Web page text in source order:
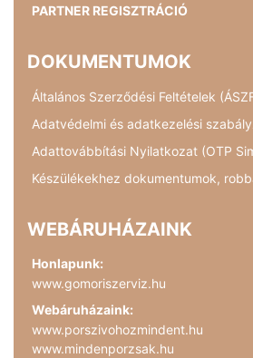
PARTNER REGISZTRÁCIÓ
DOKUMENTUMOK
Általános Szerződési Feltételek
Adatvédelmi és adatkezelési
Adattovábbítási Nyilatkozat (OTP
Készülékekhez dokumentumok,
WEBÁRUHÁZAINK
Honlapunk:
www.gomoriszerviz.hu
Webáruházaink:
www.porszivohozmindent.hu
www.mindenporzsak.hu